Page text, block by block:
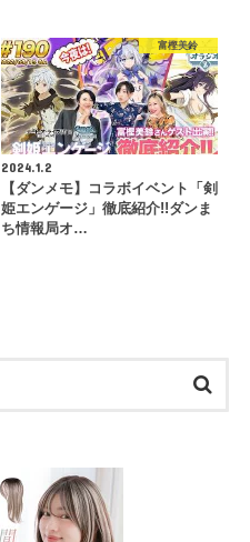
富樫美鈴
2024.1.2
【ダンメモ】コラボイベント「剣
姫エンゲージ」徹底紹介!!ダンま
ち情報局オ…